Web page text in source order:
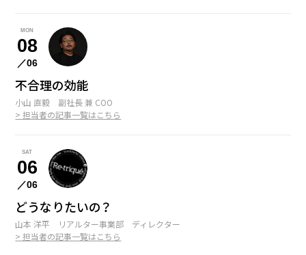
MON
08
／06
不合理の効能
小山 直毅 副社長 兼 COO
> 担当者の記事一覧はこちら
SAT
06
／06
どうなりたいの？
山本 洋平 リアルター事業部 ディレクター
> 担当者の記事一覧はこちら